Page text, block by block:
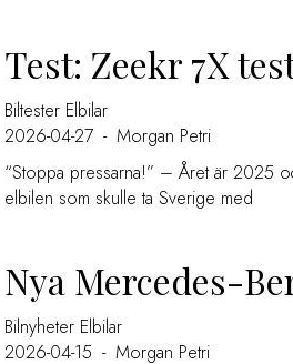
Test: Zeekr 7X
Biltester Elbilar
2026-04-27 - Morgan Petri
“Stoppa pressarna!” – Året är 2025
elbilen som skulle ta Sverige med
Nya Mercedes-
Bilnyheter Elbilar
2026-04-15 - Morgan Petri